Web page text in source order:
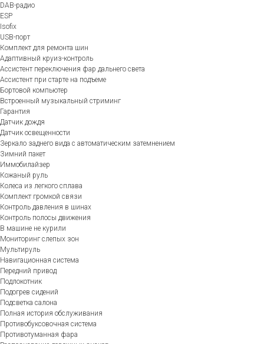
DAB-радио
ESP
Isofix
USB-порт
Комплект для ремонта шин
Адаптивный круиз-контроль
Ассистент переключения фар дальнего света
Ассистент при старте на подъеме
Бортовой компьютер
Встроенный музыкальный стриминг
Гарантия
Датчик дождя
Датчик освещенности
Зеркало заднего вида с автоматическим затемнением
Зимний пакет
Иммобилайзер
Кожаный руль
Колеса из легкого сплава
Комплект громкой связи
Контроль давления в шинах
Контроль полосы движения
В машине не курили
Мониторинг слепых зон
Мультируль
Навигационная система
Передний привод
Подлокотник
Подогрев сидений
Подсветка салона
Полная история обслуживания
Противобуксовочная система
Противотуманная фара